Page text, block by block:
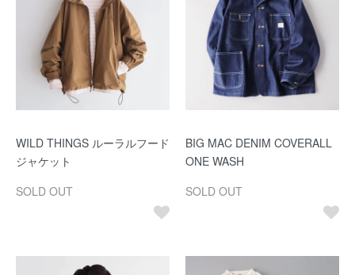
WILD THINGS ルーラルフード
ジャケット
SOLD OUT
BIG MAC DENIM COVERALL
ONE WASH
SOLD OUT